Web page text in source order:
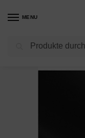
MENU
Backofen Produkte